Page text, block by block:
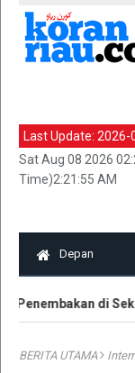
Last Update: 2026-
Sat Aug 08 2026
Time)2:21:55 AM
Depan
Penembakan di
BERITA UTAMA